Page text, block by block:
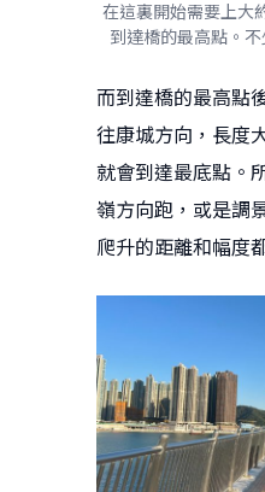
在這裏開始需要上大
到達橋的最高點。
而到達橋的最高點
往康城方向，長度
就會到達最底點。
嶺方向跑，或是調
爬升的距離和幅度